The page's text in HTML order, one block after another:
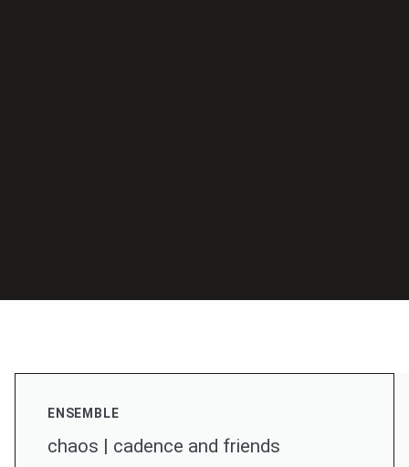
ENSEMBLE
chaos | cadence and friends